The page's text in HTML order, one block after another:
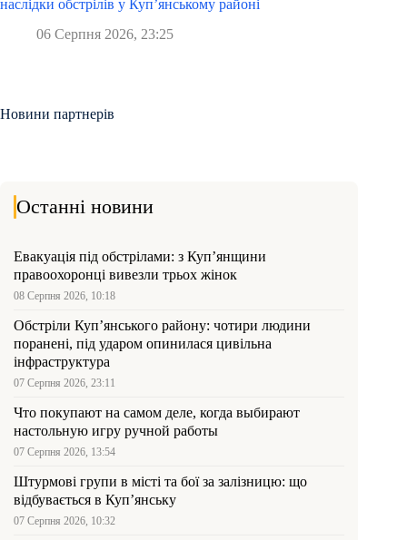
наслідки обстрілів у Куп’янському районі
06 Серпня 2026, 23:25
Новини партнерів
Останні новини
Евакуація під обстрілами: з Куп’янщини
правоохоронці вивезли трьох жінок
08 Серпня 2026, 10:18
Обстріли Куп’янського району: чотири людини
поранені, під ударом опинилася цивільна
інфраструктура
07 Серпня 2026, 23:11
Что покупают на самом деле, когда выбирают
настольную игру ручной работы
07 Серпня 2026, 13:54
Штурмові групи в місті та бої за залізницю: що
відбувається в Куп’янську
07 Серпня 2026, 10:32